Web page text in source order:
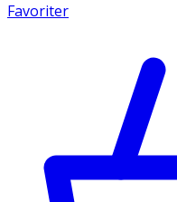
Favoriter